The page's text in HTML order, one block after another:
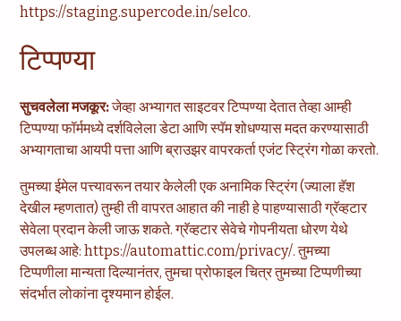
https://staging.supercode.in/selco.
टिप्पण्या
सुचवलेला मजकूर:जेव्हा अभ्यागत साइटवर टिप्पण्या देतात तेव्हा आम्ही
टिप्पण्या फॉर्ममध्ये दर्शविलेला डेटा आणि स्पॅम शोधण्यास मदत करण्यासाठी
अभ्यागताचा आयपी पत्ता आणि ब्राउझर वापरकर्ता एजंट स्ट्रिंग गोळा करतो.
तुमच्या ईमेल पत्त्यावरून तयार केलेली एक अनामिक स्ट्रिंग (ज्याला हॅश
देखील म्हणतात) तुम्ही ती वापरत आहात की नाही हे पाहण्यासाठी ग्रॅव्हटार
सेवेला प्रदान केली जाऊ शकते. ग्रॅव्हटार सेवेचे गोपनीयता धोरण येथे
उपलब्ध आहे: https://automattic.com/privacy/. तुमच्या
टिप्पणीला मान्यता दिल्यानंतर, तुमचा प्रोफाइल चित्र तुमच्या टिप्पणीच्या
संदर्भात लोकांना दृश्यमान होईल.